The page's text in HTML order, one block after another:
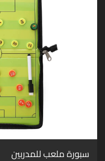
سبورة ملعب للمدربين